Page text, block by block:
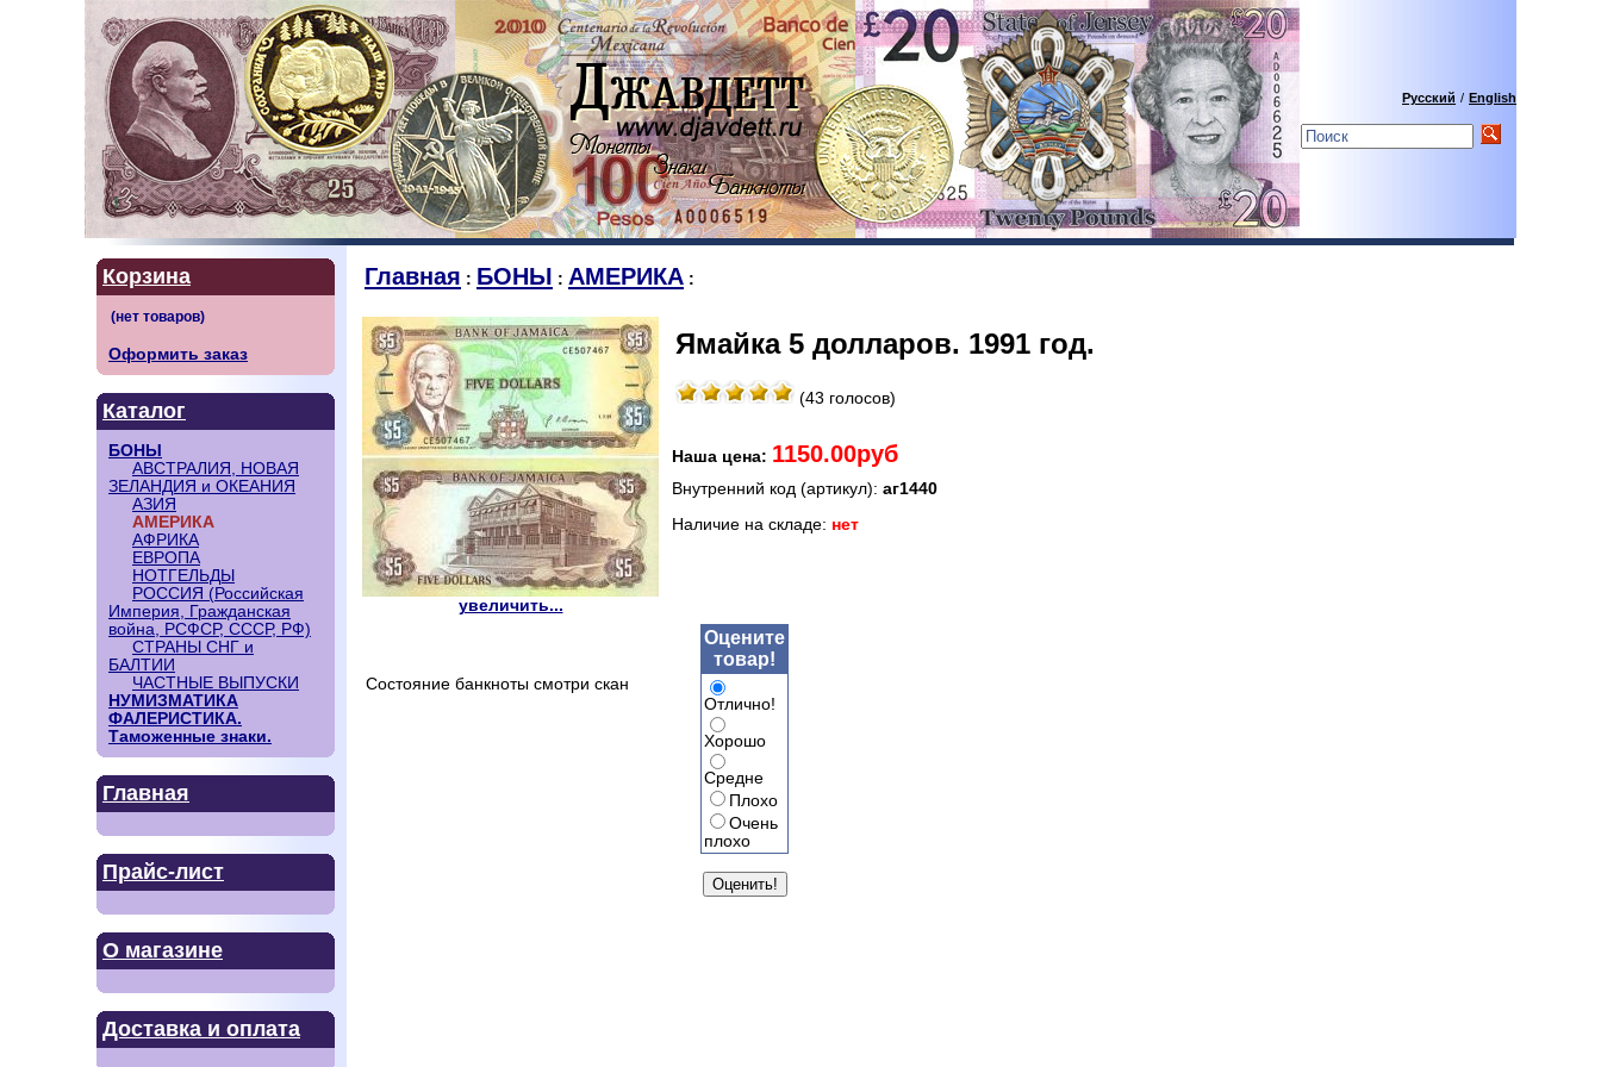
Русский / English
Корзина
Оформить заказ
Каталог
БОНЫ
АВСТРАЛИЯ, НОВАЯ
ЗЕЛАНДИЯ и ОКЕАНИЯ
АЗИЯ
АМЕРИКА
АФРИКА
ЕВРОПА
НОТГЕЛЬДЫ
РОССИЯ (Российская
Империя, Гражданская
война, РСФСР, СССР, РФ)
СТРАНЫ СНГ и
БАЛТИИ
ЧАСТНЫЕ ВЫПУСКИ
НУМИЗМАТИКА
ФАЛЕРИСТИКА.
Таможенные знаки.
Главная
Прайс-лист
О магазине
Доставка и оплата
Главная : БОНЫ : АМЕРИКА :
увеличить...
Ямайка 5 долларов. 1991 год.
(43 голосов)
Наша цена: 1150.00руб
Внутренний код (артикул): аг1440
Наличие на складе: нет
Состояние банкноты смотри скан
Оцените
товар!
Отлично!
Хорошо
Средне
Плохо
Очень
плохо